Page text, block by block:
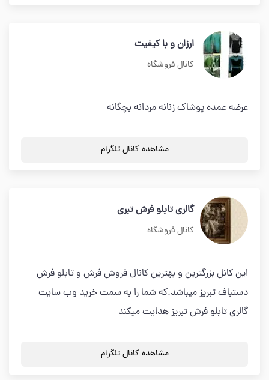
ارزان و با کیفیت
کانال فروشگاه
عرضه عمده پوشاک زنانه مردانه بچگانه
مشاهده کانال تلگرام
گالری تابلو فرش تبری
کانال فروشگاه
این کانل بزرگترین و بهترین کانال فروش فرش و تابلو فرش
دستباف تبریز میباشد.که شما را به سمت خرید وب سایت
گالری تابلو فرش تبریز هدایت میکند
مشاهده کانال تلگرام